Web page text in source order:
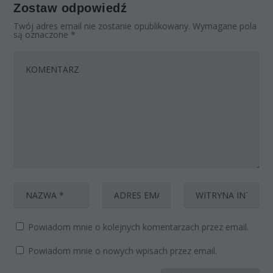
Zostaw odpowiedź
Twój adres email nie zostanie opublikowany. Wymagane pola
są oznaczone *
Powiadom mnie o kolejnych komentarzach przez email.
Powiadom mnie o nowych wpisach przez email.